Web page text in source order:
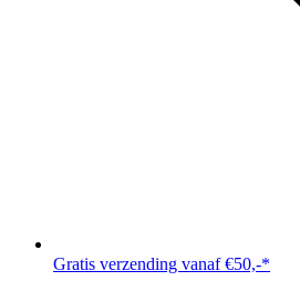
Gratis verzending vanaf €50,-*